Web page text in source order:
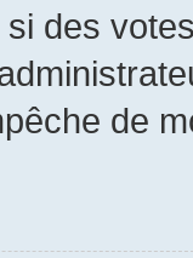
des
de